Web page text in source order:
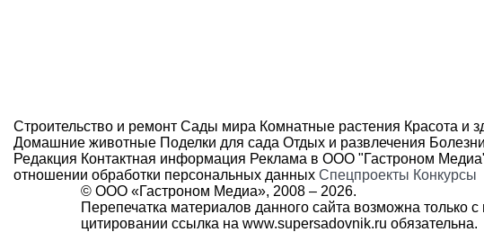
Строительство и ремонт Сады мира Комнатные растения Красота и
Домашние животные Поделки для сада Отдых и развлечения
Редакция Контактная информация Реклама в ООО "Гастроном
отношении обработки персональных данных Спецпроекты Конкурсы
© ООО «Гастроном Медиа», 2008 – 2026.
Перепечатка материалов данного сайта возможна только
цитировании ссылка на www.supersadovnik.ru обязательна.